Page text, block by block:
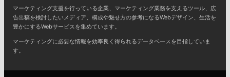
マーケティング支援を行っている企業、マーケティング業務を支えるツール、広
告出稿を検討したいメディア、構成や魅せ方の参考になるWebデザイン、生活を
豊かにするWebサービスを集めています。
マーケティングに必要な情報を効率良く得られるデータベースを目指していま
す。